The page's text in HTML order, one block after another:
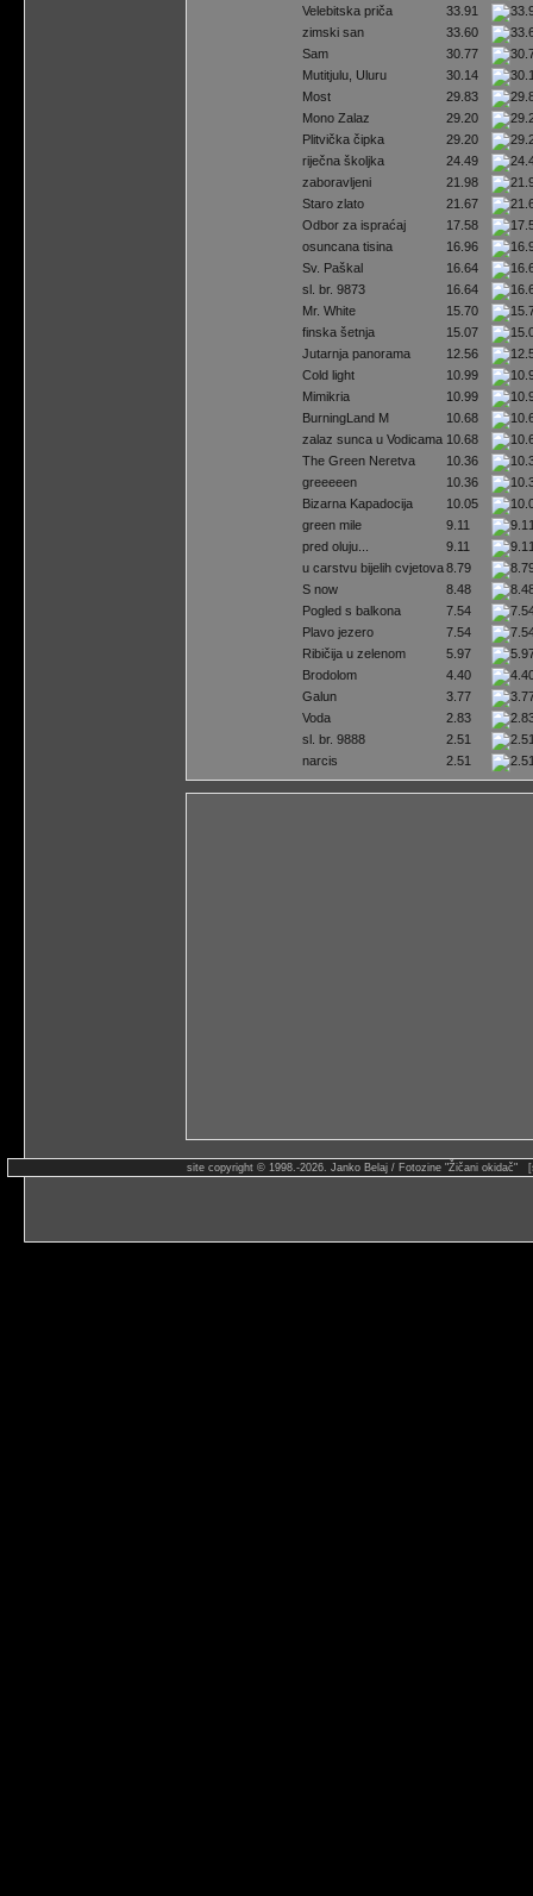
Velebitska priča
33.91
zimski san
33.60
Sam
30.77
Mutitjulu, Uluru
30.14
Most
29.83
Mono Zalaz
29.20
Plitvička čipka
29.20
riječna školjka
24.49
zaboravljeni
21.98
Staro zlato
21.67
Odbor za ispraćaj
17.58
osuncana tisina
16.96
Sv. Paškal
16.64
sl. br. 9873
16.64
Mr. White
15.70
finska šetnja
15.07
Jutarnja panorama
12.56
Cold light
10.99
Mimikria
10.99
BurningLand M
10.68
zalaz sunca u Vodicama 10.68
The Green Neretva
10.36
greeeeen
10.36
Bizarna Kapadocija
10.05
green mile
9.11
pred oluju...
9.11
u carstvu bijelih cvjetova8.79
S now
8.48
Pogled s balkona
7.54
Plavo jezero
7.54
Ribičija u zelenom
5.97
Brodolom
4.40
Galun
3.77
Voda
2.83
sl. br. 9888
2.51
narcis
2.51
site copyright © 1998.-2026. Janko Belaj / Fotozine "Žičani okidač"